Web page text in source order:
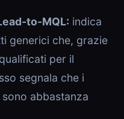
to-MQL: indica
generici che, grazie
per il
segnala che i
abbastanza